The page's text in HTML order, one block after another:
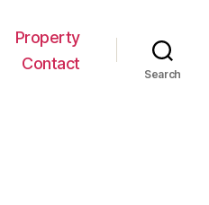
Property
Contact
Search